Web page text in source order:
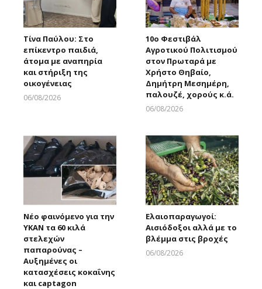
Τίνα Παύλου: Στο
επίκεντρο παιδιά,
άτομα με αναπηρία
και στήριξη της
οικογένειας
06/08/2026
10ο Φεστιβάλ
Αγροτικού Πολιτισμού
στον Πρωταρά με
Χρήστο Θηβαίο,
Δημήτρη Μεσημέρη,
παλουζέ, χορούς κ.ά.
06/08/2026
Νέο φαινόμενο για την
ΥΚΑΝ τα 60 κιλά
στελεχών
παπαρούνας –
Αυξημένες οι
κατασχέσεις κοκαΐνης
και captagon
Ελαιοπαραγωγοί:
Αισιόδοξοι αλλά με το
βλέμμα στις βροχές
06/08/2026